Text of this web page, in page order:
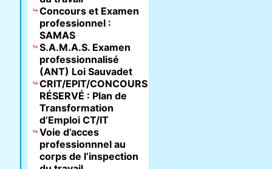
Concours et Examen
professionnel :
SAMAS
S.A.M.A.S. Examen
professionnalisé
(ANT) Loi Sauvadet
CRIT/EPIT/CONCOURS
RÉSERVÉ : Plan de
Transformation
d’Emploi CT/IT
Voie d’acces
professionnnel au
corps de l’inspection